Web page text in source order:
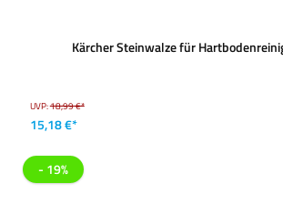
Kärcher Steinwalze für
UVP:18,99 €*
15,18 €*
- 19%